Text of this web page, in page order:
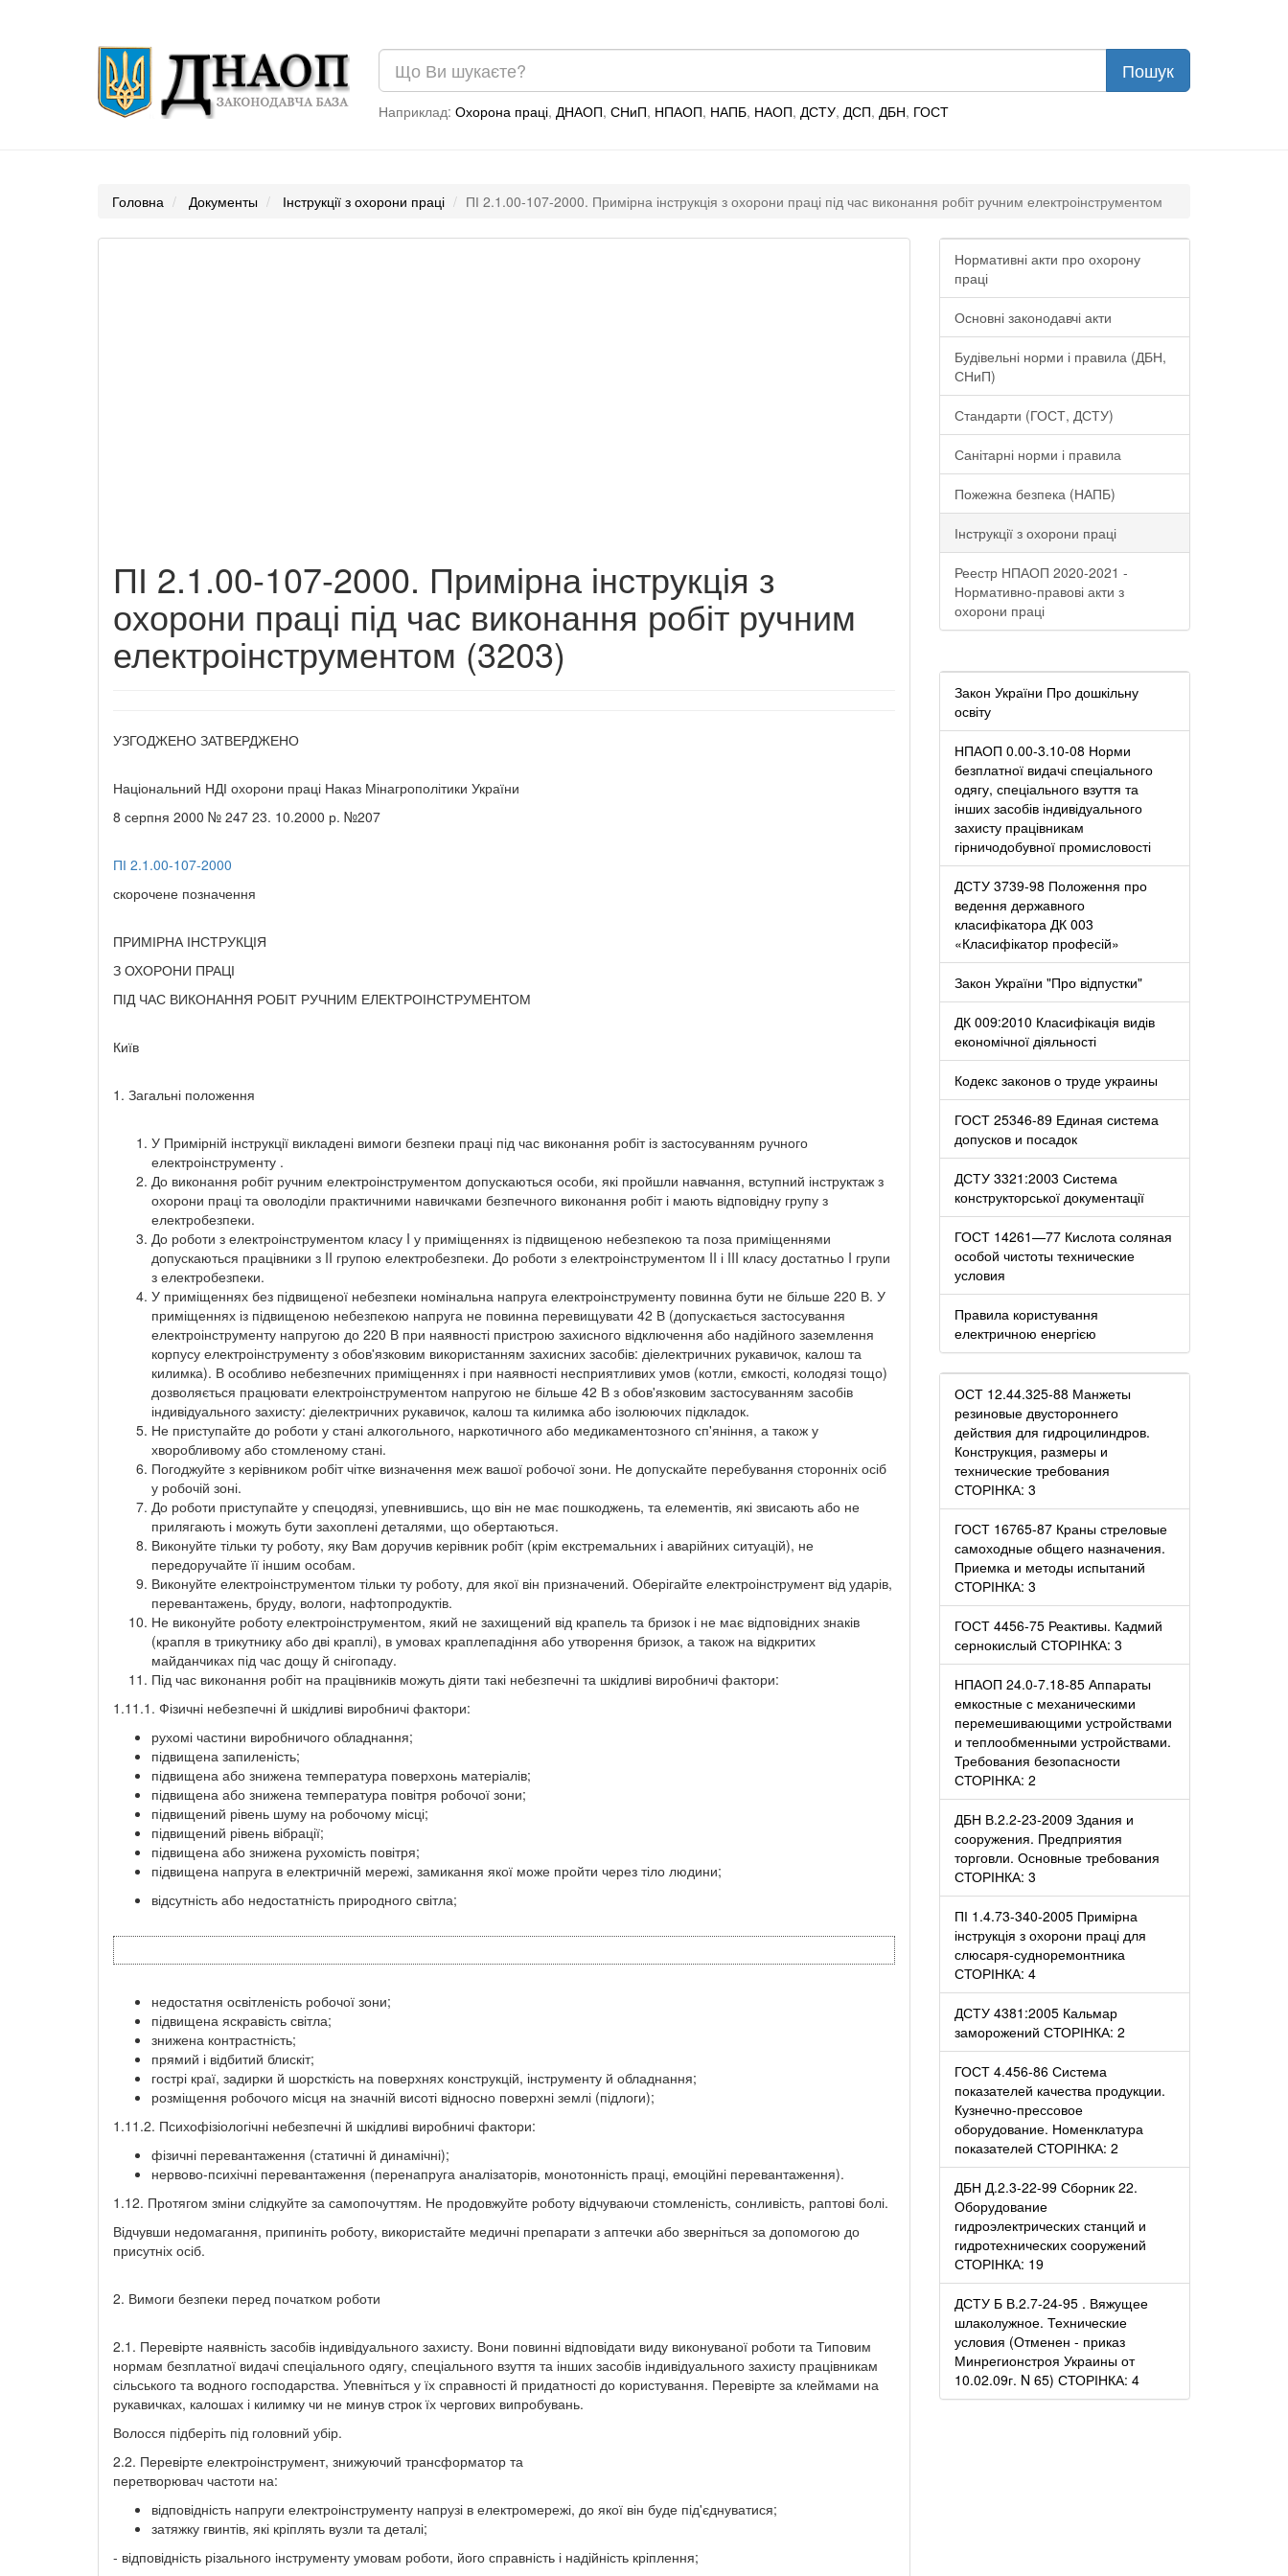
Наприклад: Охорона праці, ДНАОП, СНиП, НПАОП, НАПБ, НАОП, ДСТУ, ДСП, ДБН, ГОСТ
Головна Документы Інструкції з охорони праці ПІ 2.1.00-107-2000. Примірна інструкція з охорони праці під час виконання робіт ручним електроінструментом
ПІ 2.1.00-107-2000. Примірна інструкція з
охорони праці під час виконання робіт ручним
електроінструментом (3203)
УЗГОДЖЕНО ЗАТВЕРДЖЕНО
Національний НДІ охорони праці Наказ Мінагрополітики України
8 серпня 2000 № 247 23. 10.2000 р. №207
ПІ 2.1.00-107-2000
скорочене позначення
ПРИМІРНА ІНСТРУКЦІЯ
З ОХОРОНИ ПРАЦІ
ПІД ЧАС ВИКОНАННЯ РОБІТ РУЧНИМ ЕЛЕКТРОІНСТРУМЕНТОМ
Київ
1. Загальні положення
У Примірній інструкції викладені вимоги безпеки праці під час виконання робіт із застосуванням ручного
електроінструменту .
До виконання робіт ручним електроінструментом допускаються особи, які пройшли навчання, вступний інструктаж з
охорони праці та оволоділи практичними навичками безпечного виконання робіт і мають відповідну групу з
електробезпеки.
До роботи з електроінструментом класу I у приміщеннях із підвищеною небезпекою та поза приміщеннями
допускаються працівники з II групою електробезпеки. До роботи з електроінструментом II і III класу достатньо I групи
з електробезпеки.
У приміщеннях без підвищеної небезпеки номінальна напруга електроінструменту повинна бути не більше 220 В. У
приміщеннях із підвищеною небезпекою напруга не повинна перевищувати 42 В (допускається застосування
електроінструменту напругою до 220 В при наявності пристрою захисного відключення або надійного заземлення
корпусу електроінструменту з обов'язковим використанням захисних засобів: діелектричних рукавичок, калош та
килимка). В особливо небезпечних приміщеннях і при наявності несприятливих умов (котли, ємкості, колодязі тощо)
дозволяється працювати електроінструментом напругою не більше 42 В з обов'язковим застосуванням засобів
індивідуального захисту: діелектричних рукавичок, калош та килимка або ізолюючих підкладок.
Не приступайте до роботи у стані алкогольного, наркотичного або медикаментозного сп'яніння, а також у
хворобливому або стомленому стані.
Погоджуйте з керівником робіт чітке визначення меж вашої робочої зони. Не допускайте перебування сторонніх осіб
у робочій зоні.
До роботи приступайте у спецодязі, упевнившись, що він не має пошкоджень, та елементів, які звисають або не
прилягають і можуть бути захоплені деталями, що обертаються.
Виконуйте тільки ту роботу, яку Вам доручив керівник робіт (крім екстремальних і аварійних ситуацій), не
передоручайте її іншим особам.
Виконуйте електроінструментом тільки ту роботу, для якої він призначений. Оберігайте електроінструмент від ударів,
перевантажень, бруду, вологи, нафтопродуктів.
Не виконуйте роботу електроінструментом, який не захищений від крапель та бризок і не має відповідних знаків
(крапля в трикутнику або дві краплі), в умовах краплепадіння або утворення бризок, а також на відкритих
майданчиках під час дощу й снігопаду.
Під час виконання робіт на працівників можуть діяти такі небезпечні та шкідливі виробничі фактори:
1.11.1. Фізичні небезпечні й шкідливі виробничі фактори:
рухомі частини виробничого обладнання;
підвищена запиленість;
підвищена або знижена температура поверхонь матеріалів;
підвищена або знижена температура повітря робочої зони;
підвищений рівень шуму на робочому місці;
підвищений рівень вібрації;
підвищена або знижена рухомість повітря;
підвищена напруга в електричній мережі, замикання якої може пройти через тіло людини;
відсутність або недостатність природного світла;
недостатня освітленість робочої зони;
підвищена яскравість світла;
знижена контрастність;
прямий і відбитий блискіт;
гострі краї, задирки й шорсткість на поверхнях конструкцій, інструменту й обладнання;
розміщення робочого місця на значній висоті відносно поверхні землі (підлоги);
1.11.2. Психофізіологічні небезпечні й шкідливі виробничі фактори:
фізичні перевантаження (статичні й динамічні);
нервово-психічні перевантаження (перенапруга аналізаторів, монотонність праці, емоційні перевантаження).
1.12. Протягом зміни слідкуйте за самопочуттям. Не продовжуйте роботу відчуваючи стомленість, сонливість, раптові болі.
Відчувши недомагання, припиніть роботу, використайте медичні препарати з аптечки або зверніться за допомогою до
присутніх осіб.
2. Вимоги безпеки перед початком роботи
2.1. Перевірте наявність засобів індивідуального захисту. Вони повинні відповідати виду виконуваної роботи та Типовим
нормам безплатної видачі спеціального одягу, спеціального взуття та інших засобів індивідуального захисту працівникам
сільського та водного господарства. Упевніться у їх справності й придатності до користування. Перевірте за клеймами на
рукавичках, калошах і килимку чи не минув строк їх чергових випробувань.
Волосся підберіть під головний убір.
2.2. Перевірте електроінструмент, знижуючий трансформатор та
перетворювач частоти на:
відповідність напруги електроінструменту напрузі в електромережі, до якої він буде під'єднуватися;
затяжку гвинтів, які кріплять вузли та деталі;
- відповідність різального інструменту умовам роботи, його справність і надійність кріплення;
Нормативні акти про охорону
праці
Основні законодавчі акти
Будівельні норми і правила (ДБН,
СНиП)
Стандарти (ГОСТ, ДСТУ)
Санітарні норми і правила
Пожежна безпека (НАПБ)
Інструкції з охорони праці
Реестр НПАОП 2020-2021 -
Нормативно-правові акти з
охорони праці
Закон України Про дошкільну
освіту
НПАОП 0.00-3.10-08 Норми
безплатної видачі спеціального
одягу, спеціального взуття та
інших засобів індивідуального
захисту працівникам
гірничодобувної промисловості
ДСТУ 3739-98 Положення про
ведення державного
класифікатора ДК 003
«Класифікатор професій»
Закон України "Про відпустки"
ДК 009:2010 Класифікація видів
економічної діяльності
Кодекс законов о труде украины
ГОСТ 25346-89 Единая система
допусков и посадок
ДСТУ 3321:2003 Система
конструкторської документації
ГОСТ 14261—77 Кислота соляная
особой чистоты технические
условия
Правила користування
електричною енергією
ОСТ 12.44.325-88 Манжеты
резиновые двустороннего
действия для гидроцилиндров.
Конструкция, размеры и
технические требования
СТОРІНКА: 3
ГОСТ 16765-87 Краны стреловые
самоходные общего назначения.
Приемка и методы испытаний
СТОРІНКА: 3
ГОСТ 4456-75 Реактивы. Кадмий
сернокислый СТОРІНКА: 3
НПАОП 24.0-7.18-85 Аппараты
емкостные с механическими
перемешивающими устройствами
и теплообменными устройствами.
Требования безопасности
СТОРІНКА: 2
ДБН В.2.2-23-2009 Здания и
сооружения. Предприятия
торговли. Основные требования
СТОРІНКА: 3
ПІ 1.4.73-340-2005 Примірна
інструкція з охорони праці для
слюсаря-судноремонтника
СТОРІНКА: 4
ДСТУ 4381:2005 Кальмар
заморожений СТОРІНКА: 2
ГОСТ 4.456-86 Система
показателей качества продукции.
Кузнечно-прессовое
оборудование. Номенклатура
показателей СТОРІНКА: 2
ДБН Д.2.3-22-99 Сборник 22.
Оборудование
гидроэлектрических станций и
гидротехнических сооружений
СТОРІНКА: 19
ДСТУ Б В.2.7-24-95 . Вяжущее
шлаколужное. Технические
условия (Отменен - приказ
Минрегионстроя Украины от
10.02.09г. N 65) СТОРІНКА: 4